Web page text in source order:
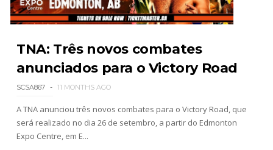
TNA: Três novos combates
anunciados para o Victory Road
SCSA867 11 MONTHS AGO
A TNA anunciou três novos combates para o Victory Road, que
será realizado no dia 26 de setembro, a partir do Edmonton
Expo Centre, em E...